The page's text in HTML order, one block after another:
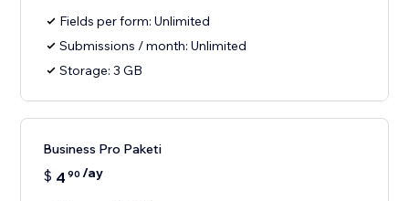
Fields per form: Unlimited
Submissions / month: Unlimited
Storage: 3 GB
Business Pro Paketi
$ 4 90 /ay